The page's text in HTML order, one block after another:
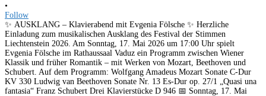
•
Follow
✨ AUSKLANG – Klavierabend mit Evgenia Fölsche ✨ Herzliche
Einladung zum musikalischen Ausklang des Festival der Stimmen
Liechtenstein 2026. Am Sonntag, 17. Mai 2026 um 17:00 Uhr spielt
Evgenia Fölsche im Rathaussaal Vaduz ein Programm zwischen Wiener
Klassik und früher Romantik – mit Werken von Mozart, Beethoven und
Schubert. Auf dem Programm: Wolfgang Amadeus Mozart Sonate C-Dur
KV 330 Ludwig van Beethoven Sonate Nr. 13 Es-Dur op. 27/1 „Quasi una
fantasia“ Franz Schubert Drei Klavierstücke D 946 📅 Sonntag, 17. Mai